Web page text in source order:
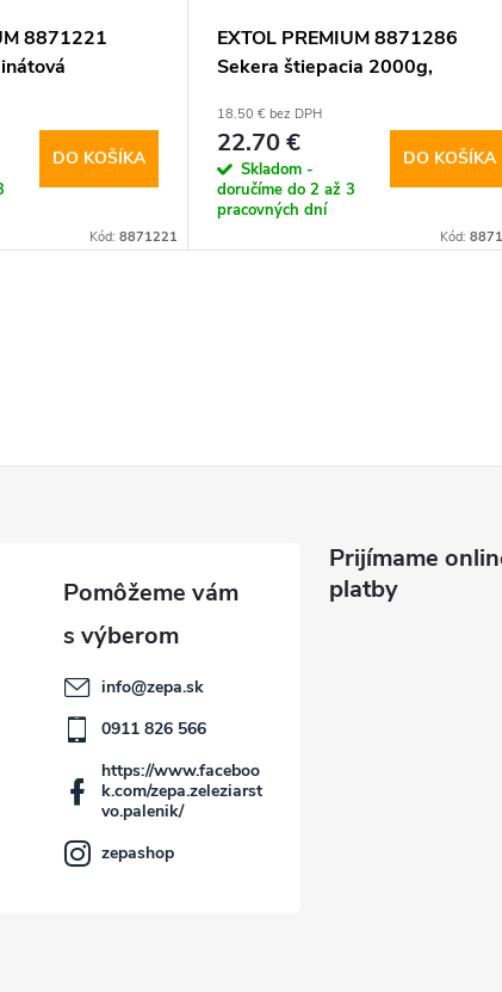
8871221
DO KOŠÍKA
Kód: 8871221
EXTOL PREMIUM 8871286
Sekera štiepacia 2000g,
18.50 € bez DPH
22.70 €
Skladom -
doručíme do 2 až 3
pracovných dní
DO KOŠÍKA
Kód:
info@zepa.sk
0911 826 566
https://www.faceboo
k.com/zepa.zeleziarst
vo.palenik/
zepashop
Prijímame
platby